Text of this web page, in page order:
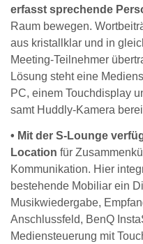
erfasst sprechende
Raum bewegen.
aus kristallklar und in
Meeting-Teilnehmer
Lösung steht eine
PC, einem Touchdisplay
samt Huddly-Kamera
• Mit der S-Lounge
Location für
Kommunikation. Hier
bestehende Mobiliar ein
Musikwiedergabe,
Anschlussfeld, BenQ
Mediensteuerung mit